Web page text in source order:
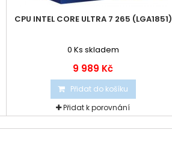
CPU INTEL CORE ULTRA 7 265 (LGA1851)
0 Ks skladem
9 989 Kč
Přidat do košíku
Přidat k porovnání